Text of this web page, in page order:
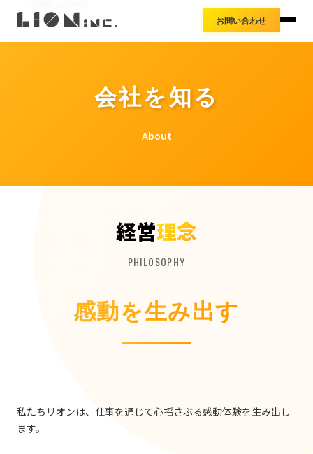
お問い合わせ
アクセス
導入事例
会社を知る
About
経営理念
PHILOSOPHY
感動を生み出す
私たちリオンは、仕事を通じて心揺さぶる感動体験を生み出し
ます。